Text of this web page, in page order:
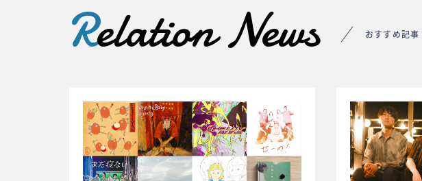
Relation News おすすめ記事